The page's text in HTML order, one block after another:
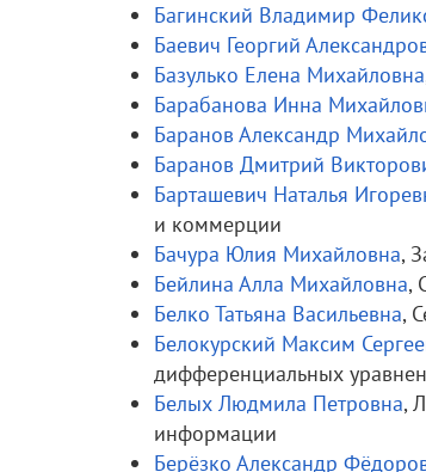
Багинский Владимир
Баевич Георгий
Базулько Елена Михайловна
Барабанова Инна
Баранов Александр
Баранов Дмитрий
Барташевич Наталья
и коммерции
Бачура Юлия Михайловна,
Бейлина Алла Михайловна,
Белко Татьяна Васильевна,
Белокурский Максим
дифференциальных
Белых Людмила Петровна,
информации
Берёзко Александр